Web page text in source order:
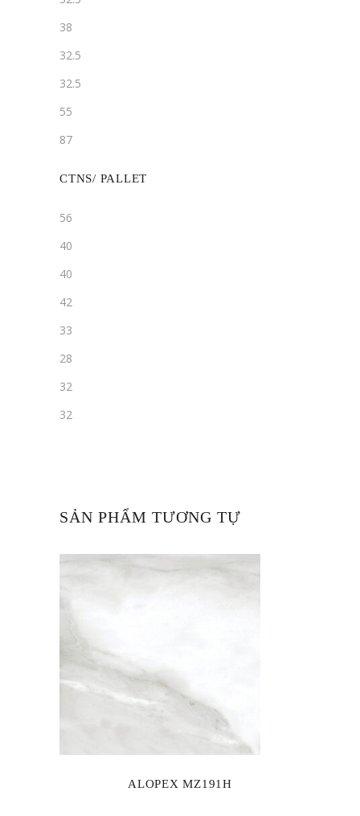
38
32.5
32.5
55
87
CTNS/ PALLET
56
40
40
42
33
28
32
32
SẢN PHẨM TƯƠNG TỰ
ALOPEX MZ191H